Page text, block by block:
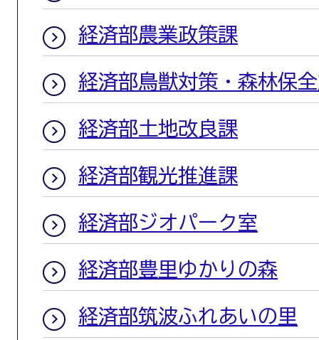
経済部農業政策課
経済部鳥獣対策・森林保
経済部土地改良課
経済部観光推進課
経済部ジオパーク室
経済部豊里ゆかりの森
経済部筑波ふれあいの里